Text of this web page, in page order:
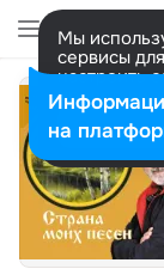
Мы
сервисы
настроить
на